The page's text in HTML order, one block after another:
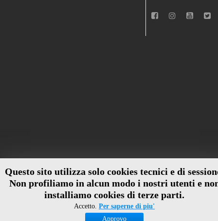
Questo sito utilizza solo cookies tecnici e di
Non profiliamo in alcun modo i nostri utenti e
installiamo cookies di terze parti.
Accetto. Per saperne di piu'
Approvo